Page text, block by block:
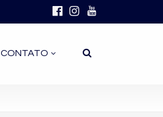
CONTATO